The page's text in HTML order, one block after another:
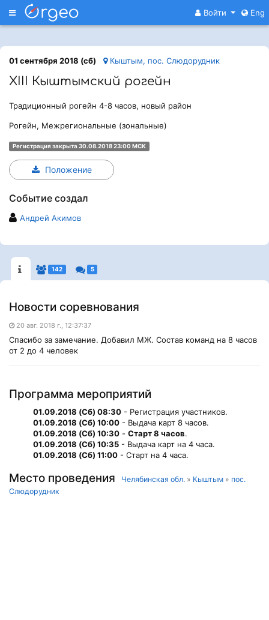
Меню Войти Eng
01 сентября 2018 (сб) Кыштым, пос. Слюдорудник
XIII Кыштымский рогейн
Традиционный рогейн 4-8 часов, новый район
Рогейн, Межрегиональные (зональные)
Регистрация закрыта 30.08.2018 23:00 МСК
Положение
Событие создал
Андрей Акимов
142 5
Новости соревнования
20 авг. 2018 г., 12:37:37
Спасибо за замечание. Добавил МЖ. Состав команд на 8 часов
от 2 до 4 человек
Программа мероприятий
01.09.2018 (Сб) 08:30 - Регистрация участников.
01.09.2018 (Сб) 10:00 - Выдача карт 8 часов.
01.09.2018 (Сб) 10:30 - Старт 8 часов.
01.09.2018 (Сб) 10:35 - Выдача карт на 4 часа.
01.09.2018 (Сб) 11:00 - Старт на 4 часа.
Место проведения Челябинская обл. » Кыштым » пос.
Слюдорудник